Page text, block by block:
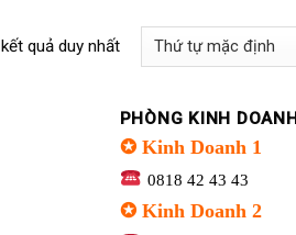
quả duy nhất
PHÒNG KINH DOANH
✪ Kinh Doanh 1
0818 42 43 43
✪ Kinh Doanh 2